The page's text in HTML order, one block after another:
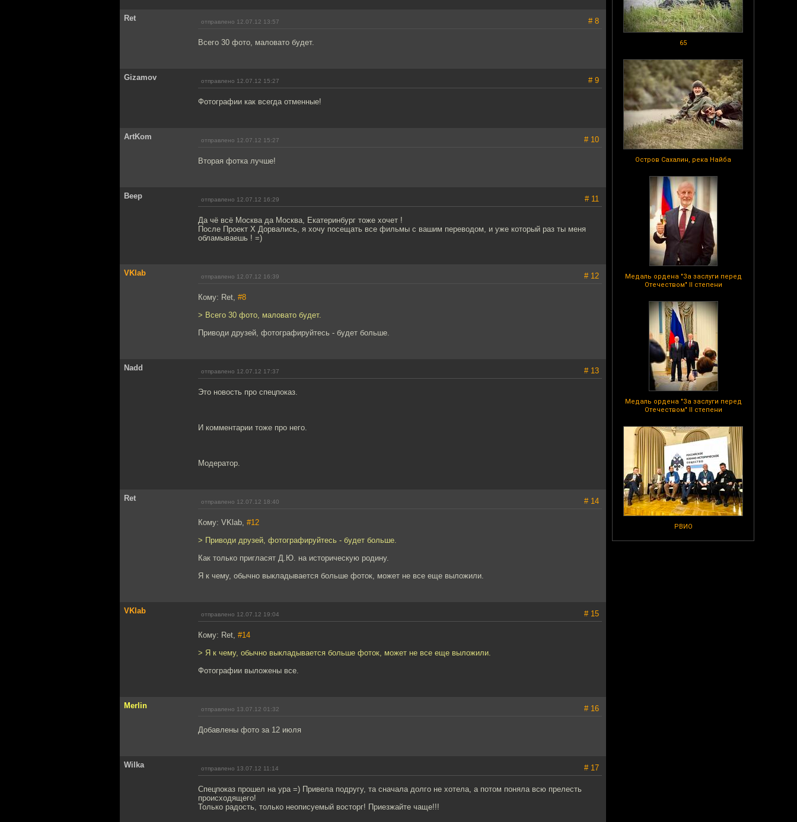
65
Остров Сахалин, река Найба
Медаль ордена "За заслуги перед
Отечеством" II степени
Медаль ордена "За заслуги перед
Отечеством" II степени
РВИО
Ret отправлено 12.07.12 13:57 # 8
Всего 30 фото, маловато будет.
Gizamov отправлено 12.07.12 15:27 # 9
Фотографии как всегда отменные!
ArtKom отправлено 12.07.12 15:27 # 10
Вторая фотка лучше!
Beep отправлено 12.07.12 16:29 # 11
Да чё всё Москва да Москва, Екатеринбург тоже хочет !
После Проект Х Дорвались, я хочу посещать все фильмы с вашим переводом, и уже который раз ты меня
обламываешь ! =)
VKlab отправлено 12.07.12 16:39 # 12
Кому: Ret, #8
> Всего 30 фото, маловато будет.
Приводи друзей, фотографируйтесь - будет больше.
Nadd отправлено 12.07.12 17:37 # 13
Это новость про спецпоказ.
И комментарии тоже про него.
Модератор.
Ret отправлено 12.07.12 18:40 # 14
Кому: VKlab, #12
> Приводи друзей, фотографируйтесь - будет больше.
Как только пригласят Д.Ю. на историческую родину.
Я к чему, обычно выкладывается больше фоток, может не все еще выложили.
VKlab отправлено 12.07.12 19:04 # 15
Кому: Ret, #14
> Я к чему, обычно выкладывается больше фоток, может не все еще выложили.
Фотографии выложены все.
Merlin отправлено 13.07.12 01:32 # 16
Добавлены фото за 12 июля
Wilka отправлено 13.07.12 11:14 # 17
Спецпоказ прошел на ура =) Привела подругу, та сначала долго не хотела, а потом поняла всю прелесть
происходящего!
Только радость, только неописуемый восторг! Приезжайте чаще!!!